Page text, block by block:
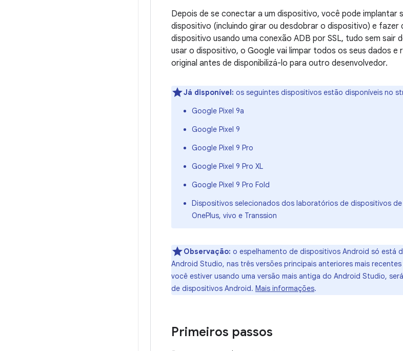
Depois de se conectar a um dispositivo, você pode implantar
dispositivo (incluindo girar ou desdobrar o dispositivo) e
dispositivo usando uma conexão ADB por SSL, tudo sem sair
usar o dispositivo, o Google vai limpar todos os seus dados
original antes de disponibilizá-lo para outro desenvolvedor.
Já disponível: os seguintes dispositivos estão disponíveis no
Google Pixel 9a
Google Pixel 9
Google Pixel 9 Pro
Google Pixel 9 Pro XL
Google Pixel 9 Pro Fold
Dispositivos selecionados dos laboratórios de dispositivos de
OnePlus, vivo e Transsion
Observação: o espelhamento de dispositivos Android só está
Android Studio, nas três versões principais anteriores mais
você estiver usando uma versão mais antiga do Android Studio,
de dispositivos Android. Mais informações.
Primeiros passos